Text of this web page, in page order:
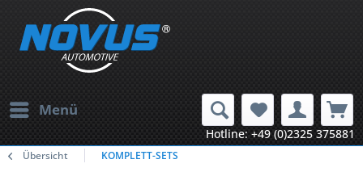
Menü
Hotline: +49 (0)2325 375881
Übersicht KOMPLETT-SETS